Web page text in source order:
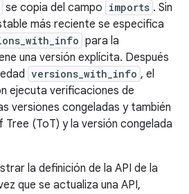
se copia del campo imports . Sin
más reciente se especifica
para la
una versión explícita. Después
versions_with_info , el
ejecuta verificaciones de
versiones congeladas y también
(ToT) y la versión congelada
la definición de la API de la
que se actualiza una API,